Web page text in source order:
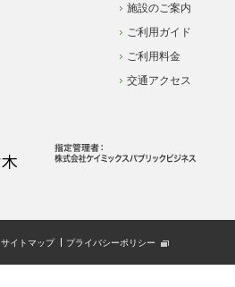
施設のご案内
ご利用ガイド
ご利用料金
交通アクセス
サイトマップ プライバシーポリシー